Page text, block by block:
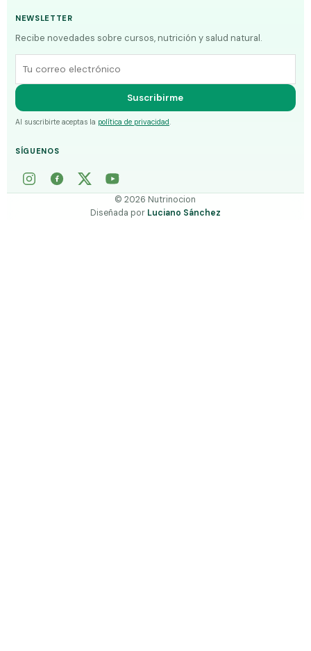
NEWSLETTER
Recibe novedades sobre cursos, nutrición y salud natural.
Suscribirme
Al suscribirte aceptas la política de privacidad.
SÍGUENOS
©2026 Nutrinocion
Diseñada por Luciano Sánchez